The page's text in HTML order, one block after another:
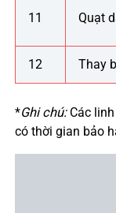
11 Quạt
12 Thay
*Ghi chú:Các linh
có thời gian bảo